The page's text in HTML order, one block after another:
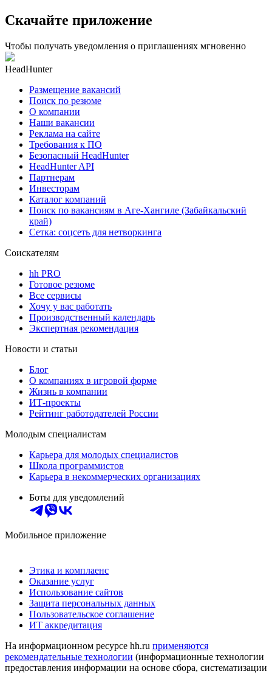
Скачайте приложение
Чтобы получать уведомления о приглашениях мгновенно
HeadHunter
Размещение вакансий
Поиск по резюме
О компании
Наши вакансии
Реклама на сайте
Требования к ПО
Безопасный HeadHunter
HeadHunter API
Партнерам
Инвесторам
Каталог компаний
Поиск по вакансиям в Аге-Хангиле (Забайкальский
край)
Сетка: соцсеть для нетворкинга
Соискателям
hh PRO
Готовое резюме
Все сервисы
Хочу у вас работать
Производственный календарь
Экспертная рекомендация
Новости и статьи
Блог
О компаниях в игровой форме
Жизнь в компании
ИТ-проекты
Рейтинг работодателей России
Молодым специалистам
Карьера для молодых специалистов
Школа программистов
Карьера в некоммерческих организациях
Боты для уведомлений
Мобильное приложение
Этика и комплаенс
Оказание услуг
Использование сайтов
Защита персональных данных
Пользовательское соглашение
ИТ аккредитация
На информационном ресурсе hh.ru применяются
рекомендательные технологии (информационные технологии
предоставления информации на основе сбора, систематизации